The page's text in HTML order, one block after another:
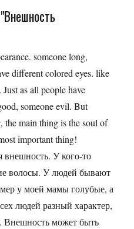
someone long,
different colored eyes. like
as all people have
someone evil. But
the main thing is the soul of
important thing!
внешность. У кого-то
волосы. У людей бывают
у моей мамы голубые, а
людей разный характер,
Внешность может быть